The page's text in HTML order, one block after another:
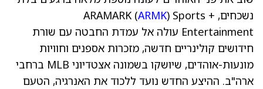
נשכחים, ARAMARK (
ARMK) Sports +
Entertainment עולה אל עמדת החבטה עם שורת
חידושים קולינריים חדשה, מזכרות אספנים וחוויות
מונעות-אוהדים, שיושקו בשמונה אצטדיוני MLB ברחבי
ארה"ב. ההיצע החדש נועד ללכוד את האנרגיה, הטעם